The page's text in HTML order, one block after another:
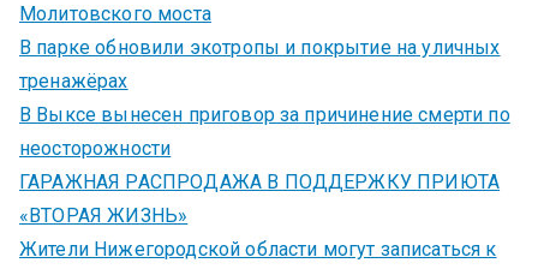
Молитовского моста
В парке обновили экотропы и покрытие на уличных
тренажёрах
В Выксе вынесен приговор за причинение смерти по
неосторожности
ГАРАЖНАЯ РАСПРОДАЖА В ПОДДЕРЖКУ ПРИЮТА
«ВТОРАЯ ЖИЗНЬ»
Жители Нижегородской области могут записаться к